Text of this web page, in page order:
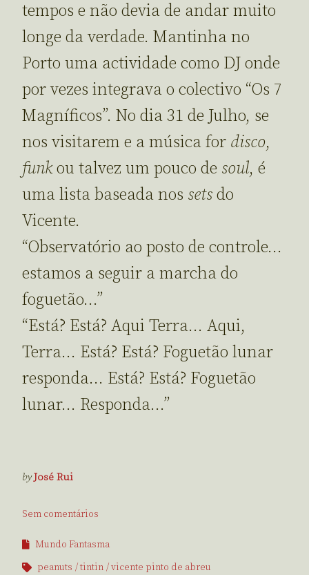
tempos e não devia de andar muito
longe da verdade. Mantinha no
Porto uma actividade como DJ onde
por vezes integrava o colectivo “Os 7
Magníficos”. No dia 31 de Julho, se
nos visitarem e a música for disco,
funk ou talvez um pouco de soul, é
uma lista baseada nos sets do
Vicente.
“Observatório ao posto de controle…
estamos a seguir a marcha do
foguetão…”
“Está? Está? Aqui Terra… Aqui,
Terra… Está? Está? Foguetão lunar
responda… Está? Está? Foguetão
lunar… Responda…”
byJosé Rui
Sem comentários
Mundo Fantasma
peanuts
tintin vicente pinto de abreu